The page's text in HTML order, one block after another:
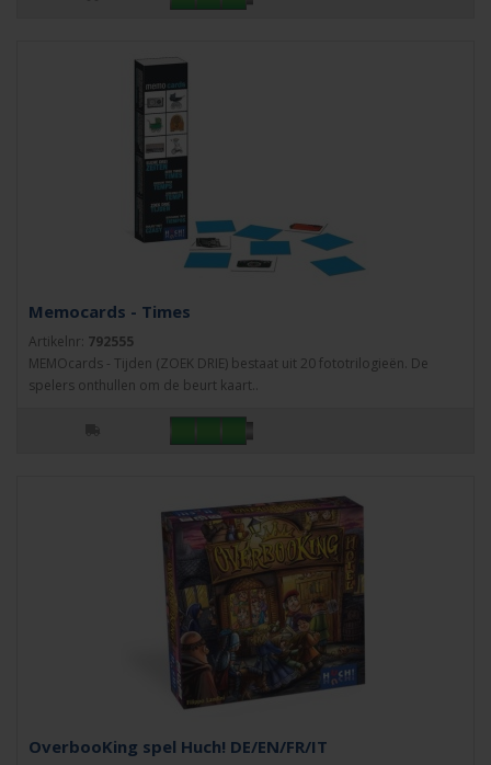
Memocards - Times
Artikelnr: 792555
MEMOcards - Tijden (ZOEK DRIE) bestaat uit 20 fototrilogieën. De
spelers onthullen om de beurt kaart..
OverbooKing spel Huch! DE/EN/FR/IT